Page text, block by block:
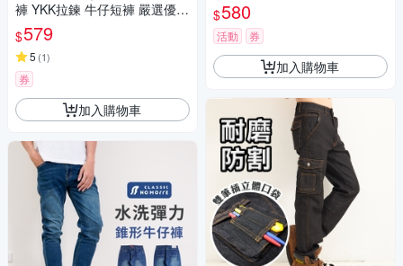
褲 YKK拉鍊 牛仔短褲 嚴選優質
彈力牛仔布 4色 M-2L 台灣現貨
#8032
$579
5 (1)
券
加入購物車
$580
活動 券
加入購物車